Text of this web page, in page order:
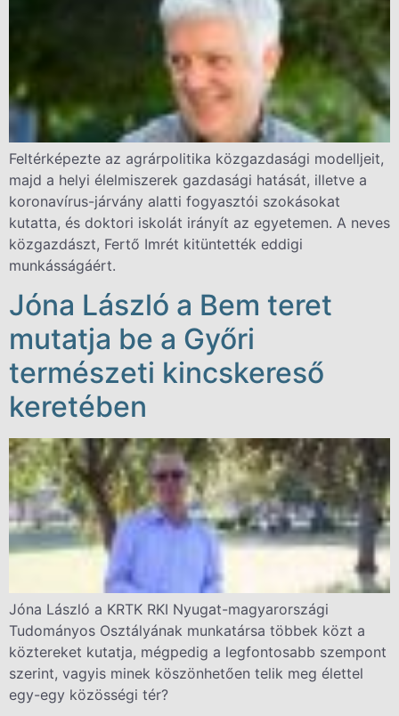
Feltérképezte az agrárpolitika közgazdasági modelljeit,
majd a helyi élelmiszerek gazdasági hatását, illetve a
koronavírus-járvány alatti fogyasztói szokásokat
kutatta, és doktori iskolát irányít az egyetemen. A neves
közgazdászt, Fertő Imrét kitüntették eddigi
munkásságáért.
Jóna László a Bem teret
mutatja be a Győri
természeti kincskereső
keretében
Jóna László a KRTK RKI Nyugat-magyarországi
Tudományos Osztályának munkatársa többek közt a
köztereket kutatja, mégpedig a legfontosabb szempont
szerint, vagyis minek köszönhetően telik meg élettel
egy-egy közösségi tér?